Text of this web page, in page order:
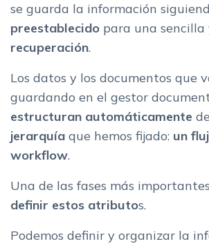
se guarda la información
preestablecido para una sencilla
recuperación.
Los datos y los documentos que
guardando en el gestor
estructuran automáticamente
jerarquía que hemos fijado: un
workflow.
Una de las fases más
definir estos atributos.
Podemos definir y organizar la